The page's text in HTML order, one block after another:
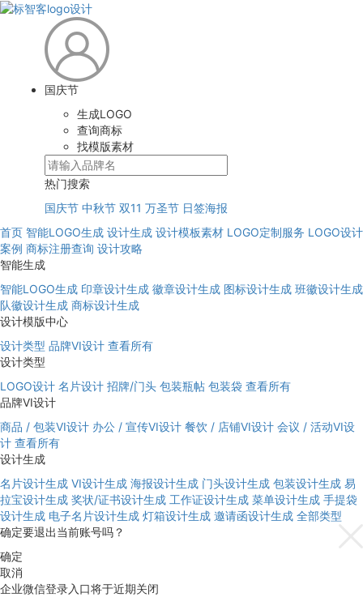
国庆节
生成LOGO
查询商标
找模版素材
热门搜索
国庆节 中秋节 双11 万圣节 日签海报
首页 智能LOGO生成 设计生成 设计模板素材 LOGO定制服务 LOGO设计
案例 商标注册查询 设计攻略
智能生成
智能LOGO生成 印章设计生成 徽章设计生成 图标设计生成 班徽设计生成
队徽设计生成 商标设计生成
设计模版中心
设计类型 品牌VI设计 查看所有
设计类型
LOGO设计 名片设计 招牌/门头 包装瓶帖 包装袋 查看所有
品牌VI设计
商品 / 包装VI设计 办公 / 宣传VI设计 餐饮 / 店铺VI设计 会议 / 活动VI设
计 查看所有
设计生成
名片设计生成 VI设计生成 海报设计生成 门头设计生成 包装设计生成 易
拉宝设计生成 奖状/证书设计生成 工作证设计生成 菜单设计生成 手提袋
设计生成 电子名片设计生成 灯箱设计生成 邀请函设计生成 全部类型
确定要退出当前账号吗？
确定
取消
企业微信登录入口将于近期关闭